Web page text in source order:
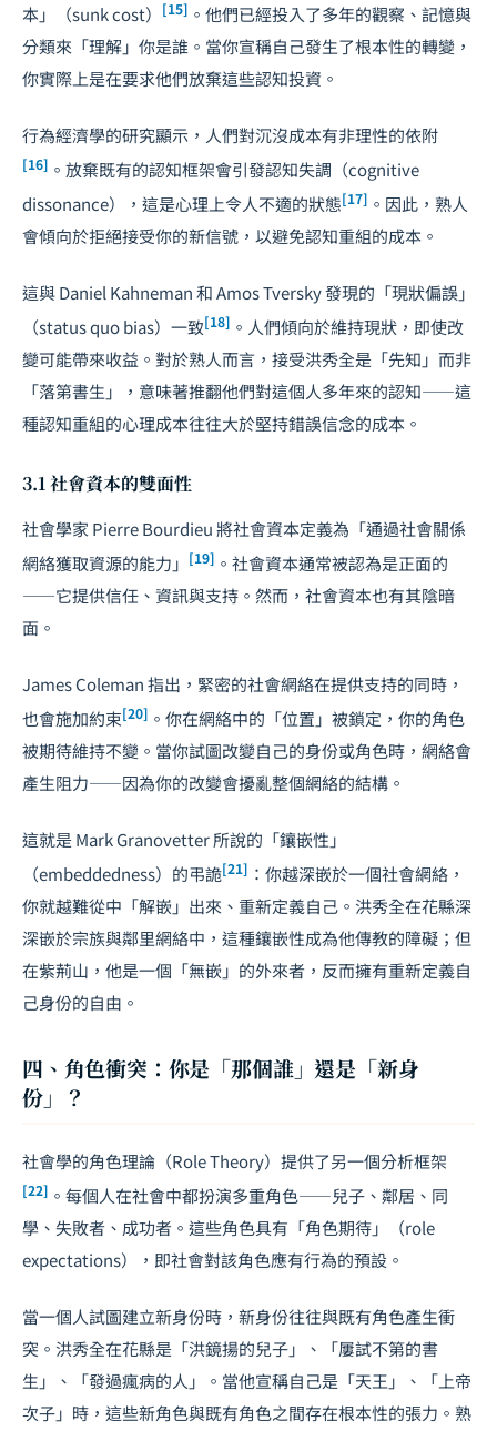
本」（sunk cost） [15] 。他們已經投入了多年的觀察、記憶與
分類來「理解」你是誰。當你宣稱自己發生了根本性的轉變，
你實際上是在要求他們放棄這些認知投資。
行為經濟學的研究顯示，人們對沉沒成本有非理性的依附
[16] 。放棄既有的認知框架會引發認知失調（cognitive
dissonance），這是心理上令人不適的狀態[17] 。因此，熟人
會傾向於拒絕接受你的新信號，以避免認知重組的成本。
這與 Daniel Kahneman 和 Amos Tversky 發現的「現狀偏誤」
（status quo bias）一致[18] 。人們傾向於維持現狀，即使改
變可能帶來收益。對於熟人而言，接受洪秀全是「先知」而非
「落第書生」，意味著推翻他們對這個人多年來的認知——這
種認知重組的心理成本往往大於堅持錯誤信念的成本。
3.1 社會資本的雙面性
社會學家 Pierre Bourdieu 將社會資本定義為「通過社會關係
網絡獲取資源的能力」 [19] 。社會資本通常被認為是正面的
——它提供信任、資訊與支持。然而，社會資本也有其陰暗
面。
James Coleman 指出，緊密的社會網絡在提供支持的同時，
也會施加約束[20] 。你在網絡中的「位置」被鎖定，你的角色
被期待維持不變。當你試圖改變自己的身份或角色時，網絡會
產生阻力——因為你的改變會擾亂整個網絡的結構。
這就是 Mark Granovetter 所說的「鑲嵌性」
（embeddedness）的弔詭[21] ：你越深嵌於一個社會網絡，
你就越難從中「解嵌」出來、重新定義自己。洪秀全在花縣深
深嵌於宗族與鄰里網絡中，這種鑲嵌性成為他傳教的障礙；但
在紫荊山，他是一個「無嵌」的外來者，反而擁有重新定義自
己身份的自由。
四、角色衝突：你是「那個誰」還是「新身
份」？
社會學的角色理論（Role Theory）提供了另一個分析框架
[22] 。每個人在社會中都扮演多重角色——兒子、鄰居、同
學、失敗者、成功者。這些角色具有「角色期待」（role
expectations），即社會對該角色應有行為的預設。
當一個人試圖建立新身份時，新身份往往與既有角色產生衝
突。洪秀全在花縣是「洪鏡揚的兒子」、「屢試不第的書
生」、「發過瘋病的人」。當他宣稱自己是「天王」、「上帝
次子」時，這些新角色與既有角色之間存在根本性的張力。熟